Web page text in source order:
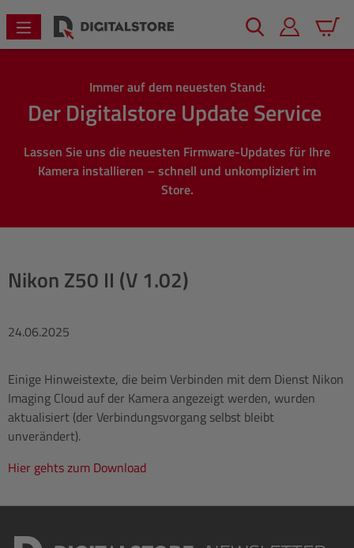
springen
Immer auf dem neuesten Stand:
Der Digitalstore Update Service
Lassen Sie uns die neuesten Firmware-Updates für Ihre
Kamera installieren – schnell und unkompliziert im
Store.
Nikon Z50 II (V 1.02)
24.06.2025
Einige Hinweistexte, die beim Verbinden mit dem Dienst Nikon
Imaging Cloud auf der Kamera angezeigt werden, wurden
aktualisiert (der Verbindungsvorgang selbst bleibt
unverändert).
Hier gehts zum Download